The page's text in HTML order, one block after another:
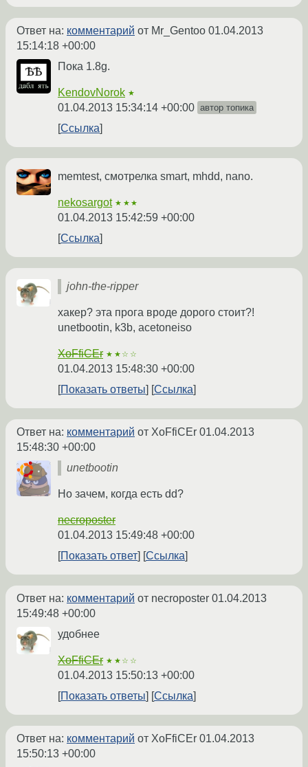
Ответ на: комментарий от Mr_Gentoo 01.04.2013
15:14:18 +00:00
Пока 1.8g.
KendovNorok ★
01.04.2013 15:34:14 +00:00 автор топика
Ссылка
memtest, смотрелка smart, mhdd, nano.
nekosargot ★★★
01.04.2013 15:42:59 +00:00
Ссылка
john-the-ripper
хакер? эта прога вроде дорого стоит?!
unetbootin, k3b, acetoneiso
XoFfiCEr ★★☆☆
01.04.2013 15:48:30 +00:00
Показать ответы
Ссылка
Ответ на: комментарий от XoFfiCEr 01.04.2013
15:48:30 +00:00
unetbootin
Но зачем, когда есть dd?
necroposter
01.04.2013 15:49:48 +00:00
Показать ответ
Ссылка
Ответ на: комментарий от necroposter 01.04.2013
15:49:48 +00:00
удобнее
XoFfiCEr ★★☆☆
01.04.2013 15:50:13 +00:00
Показать ответы
Ссылка
Ответ на: комментарий от XoFfiCEr 01.04.2013
15:50:13 +00:00